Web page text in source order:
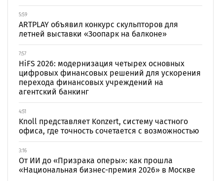
5:59
ARTPLAY объявил конкурс скульпторов для
летней выставки «Зоопарк на балконе»
7:57
HiFS 2026: модернизация четырех основных
цифровых финансовых решений для ускорения
перехода финансовых учреждений на
агентский банкинг
4:51
Knoll представляет Konzert, систему частного
офиса, где точность сочетается с возможностью
3:16
От ИИ до «Призрака оперы»: как прошла
«Национальная бизнес-премия 2026» в Москве